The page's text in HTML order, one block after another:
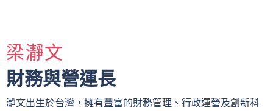
梁瀞文
財務與營運長​
瀞文出生於台灣，擁有豐富的財務管理、行政運營及創新科